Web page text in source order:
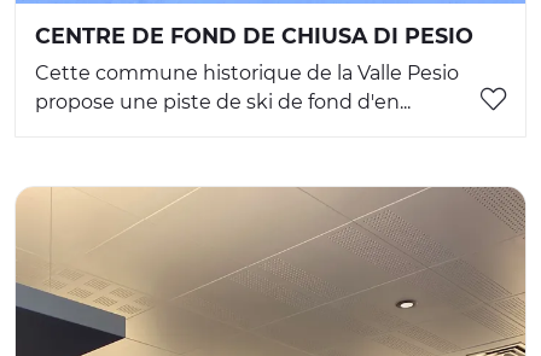
CENTRE DE FOND DE CHIUSA DI PESIO
Cette commune historique de la Valle Pesio
propose une piste de ski de fond d'en...